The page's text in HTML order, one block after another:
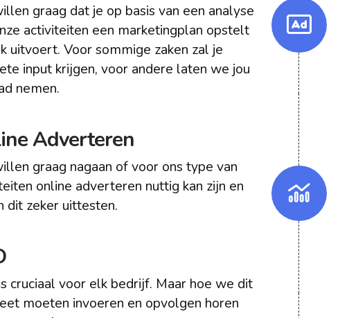
graag dat je op basis van een analyse
activiteiten een marketingplan opstelt
uitvoert. Voor sommige zaken zal je
input krijgen, voor andere laten we jou
nemen.
Adverteren
graag nagaan of voor ons type van
online adverteren nuttig kan zijn en
dit zeker uittesten.
cruciaal voor elk bedrijf. Maar hoe we dit
moeten invoeren en opvolgen horen